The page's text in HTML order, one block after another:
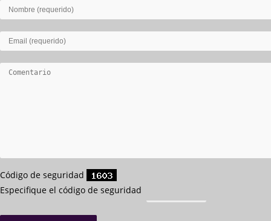
Código de seguridad
Especifique el código de seguridad